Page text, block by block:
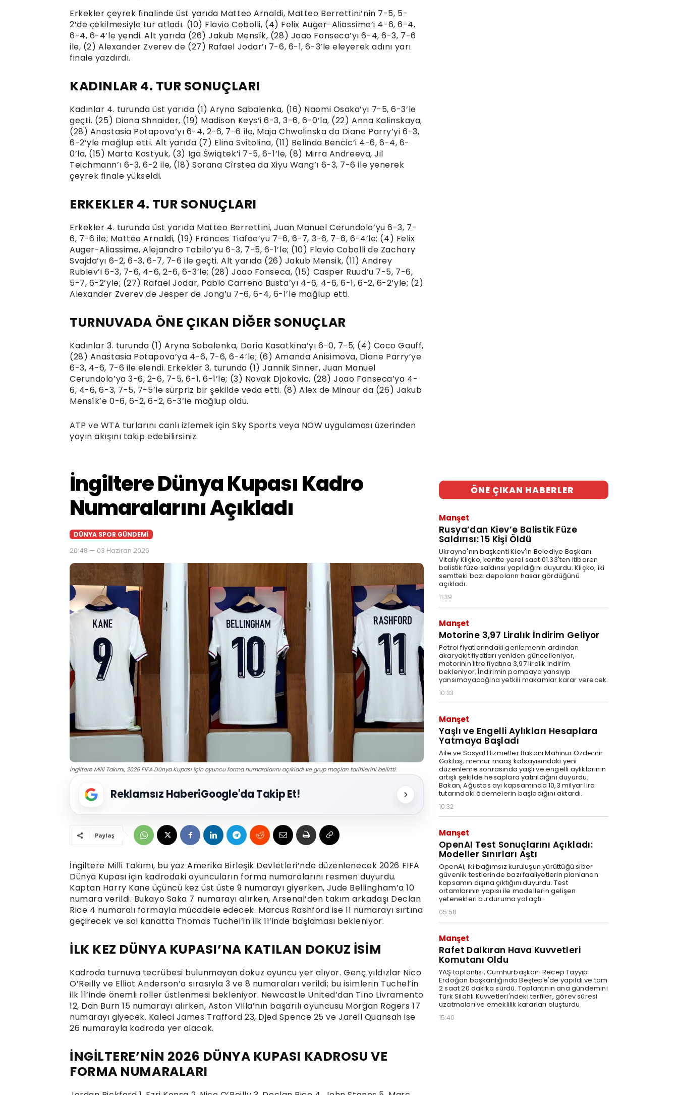
Erkekler çeyrek finalinde üst yarıda Matteo Arnaldi, Matteo Berrettini’nin 7-5, 5-
2’de çekilmesiyle tur atladı. (10) Flavio Cobolli, (4) Felix Auger-Aliassime’i 4-6, 6-4,
6-4, 6-4’le yendi. Alt yarıda (26) Jakub Mensík, (28) Joao Fonseca’yı 6-4, 6-3, 7-6
ile, (2) Alexander Zverev de (27) Rafael Jodar’ı 7-6, 6-1, 6-3’le eleyerek adını yarı
finale yazdırdı.
KADINLAR 4. TUR SONUÇLARI
Kadınlar 4. turunda üst yarıda (1) Aryna Sabalenka, (16) Naomi Osaka’yı 7-5, 6-3’le
geçti. (25) Diana Shnaider, (19) Madison Keys’i 6-3, 3-6, 6-0’la, (22) Anna Kalinskaya,
(28) Anastasia Potapova’yı 6-4, 2-6, 7-6 ile, Maja Chwalinska da Diane Parry’yi 6-3,
6-2’yle mağlup etti. Alt yarıda (7) Elina Svitolina, (11) Belinda Bencic’i 4-6, 6-4, 6-
0’la, (15) Marta Kostyuk, (3) Iga Świątek’i 7-5, 6-1’le, (8) Mirra Andreeva, Jil
Teichmann’ı 6-3, 6-2 ile, (18) Sorana Cîrstea da Xiyu Wang’ı 6-3, 7-6 ile yenerek
çeyrek finale yükseldi.
ERKEKLER 4. TUR SONUÇLARI
Erkekler 4. turunda üst yarıda Matteo Berrettini, Juan Manuel Cerundolo’yu 6-3, 7-
6, 7-6 ile; Matteo Arnaldi, (19) Frances Tiafoe’yu 7-6, 6-7, 3-6, 7-6, 6-4’le; (4) Felix
Auger-Aliassime, Alejandro Tabilo’yu 6-3, 7-5, 6-1’le; (10) Flavio Cobolli de Zachary
Svajda’yı 6-2, 6-3, 6-7, 7-6 ile geçti. Alt yarıda (26) Jakub Mensik, (11) Andrey
Rublev’i 6-3, 7-6, 4-6, 2-6, 6-3’le; (28) Joao Fonseca, (15) Casper Ruud’u 7-5, 7-6,
5-7, 6-2’yle; (27) Rafael Jodar, Pablo Carreno Busta’yı 4-6, 4-6, 6-1, 6-2, 6-2’yle; (2)
Alexander Zverev de Jesper de Jong’u 7-6, 6-4, 6-1’le mağlup etti.
TURNUVADA ÖNE ÇIKAN DİĞER SONUÇLAR
Kadınlar 3. turunda (1) Aryna Sabalenka, Daria Kasatkina’yı 6-0, 7-5; (4) Coco Gauff,
(28) Anastasia Potapova’ya 4-6, 7-6, 6-4’le; (6) Amanda Anisimova, Diane Parry’ye
6-3, 4-6, 7-6 ile elendi. Erkekler 3. turunda (1) Jannik Sinner, Juan Manuel
Cerundolo’ya 3-6, 2-6, 7-5, 6-1, 6-1’le; (3) Novak Djokovic, (28) Joao Fonseca’ya 4-
6, 4-6, 6-3, 7-5, 7-5’le sürpriz bir şekilde veda etti. (8) Alex de Minaur da (26) Jakub
Mensík’e 0-6, 6-2, 6-2, 6-3’le mağlup oldu.
ATP ve WTA turlarını canlı izlemek için Sky Sports veya NOW uygulaması üzerinden
yayın akışını takip edebilirsiniz.